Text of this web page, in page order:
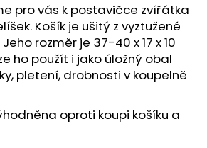
pro vás k postavičce zvířátka
Košík je ušitý z vyztužené
rozměr je 37-40 x 17 x 10
ho použít i jako úložný obal
pletení, drobnosti v koupelně
oproti koupi košíku a